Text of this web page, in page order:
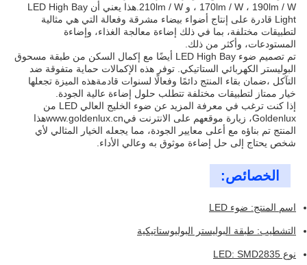
170lm / W ، 190lm / W ، و 210lm / W.هذا يعني أن LED High Bay
Light قادرة على إنتاج أضواء بيضاء مشرقة وفعالة التي هي مثالية
لتطبيقات مختلفة، بما في ذلك إضاءة معالجة الغذاء، وإضاءة
المستودعات، وأكثر من ذلك.
تم تصميم ضوء LED High Bay أيضًا مع إكمال السكن من طبقة مسحوق
البوليستر الكهربائي الستاتيكي. توفر هذه الإكمالات حماية متفوقة ضد
التآكل ،ضمان بقاء المنتج دائمًا وفعالًا لسنوات قادمةهذه الميزة تجعلها
خيار ممتاز لتطبيقات مختلفة تتطلب حلول إضاءة عالية الجودة.
إذا كنت ترغب في معرفة المزيد عن ضوء الخليج العالي LED من
Goldenlux، زيارة موقعهم على الانترنت في
www.goldenlux.cnهذا
المنتج تم بناؤه مع أعلى معايير الجودة، مما يجعله الخيار المثالي لأي
شخص يحتاج إلى حل إضاءة موثوق به وعالي الأداء.
الخصائص:
اسم المنتج: ضوء LED
التشطيب: طبقة البوليستر البوليوستاتيكية
نوع LED: SMD2835